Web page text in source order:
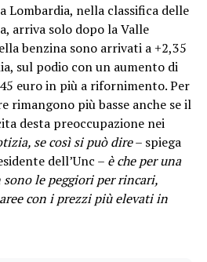
Lombardia, nella classifica delle
arriva solo dopo la Valle
benzina sono arrivati a +2,35
sul podio con un aumento di
euro in più a rifornimento. Per
rimangono più basse anche se il
desta preoccupazione nei
se così si può dire– spiega
dell’Unc – è che per una
le peggiori per rincari,
con i prezzi più elevati in